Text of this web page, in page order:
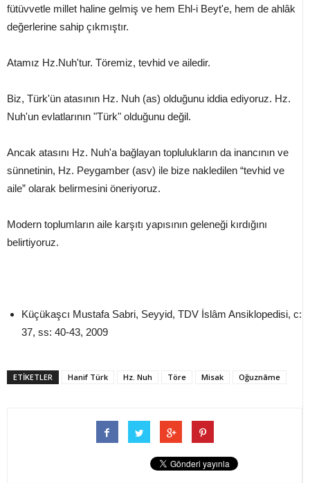
fütüvvetle millet haline gelmiş ve hem Ehl-i Beyt'e, hem de ahlâk
değerlerine sahip çıkmıştır.
Atamız Hz.Nuh'tur. Töremiz, tevhid ve ailedir.
Biz, Türk'ün atasının Hz. Nuh (as) olduğunu iddia ediyoruz. Hz.
Nuh'un evlatlarının "Türk" olduğunu değil.
Ancak atasını Hz. Nuh'a bağlayan toplulukların da inancının ve
sünnetinin, Hz. Peygamber (asv) ile bize nakledilen “tevhid ve
aile” olarak belirmesini öneriyoruz.
Modern toplumların aile karşıtı yapısının geleneği kırdığını
belirtiyoruz.
Küçükaşcı Mustafa Sabri, Seyyid, TDV İslâm Ansiklopedisi, c:
37, ss: 40-43, 2009
ETİKETLER Hanif Türk Hz. Nuh Töre Misak Oğuznâme